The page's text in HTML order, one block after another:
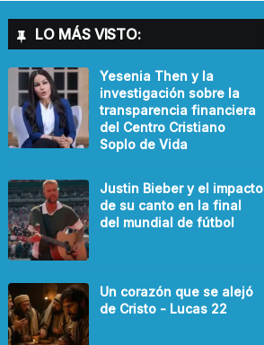
LO MÁS VISTO:
Yesenia Then y la
investigación sobre la
transparencia financiera
del Centro Cristiano
Soplo de Vida
Justin Bieber y el impacto
de su canto en la final
del mundial de fútbol
Un corazón que se alejó
de Cristo - Lucas 22